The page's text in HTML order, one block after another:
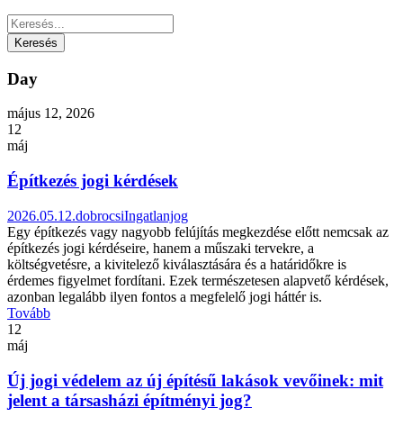
Day
május 12, 2026
12
máj
Építkezés jogi kérdések
2026.05.12.dobrocsiIngatlanjog
Egy építkezés vagy nagyobb felújítás megkezdése előtt nemcsak az
építkezés jogi kérdéseire, hanem a műszaki tervekre, a
költségvetésre, a kivitelező kiválasztására és a határidőkre is
érdemes figyelmet fordítani. Ezek természetesen alapvető kérdések,
azonban legalább ilyen fontos a megfelelő jogi háttér is.
Tovább
12
máj
Új jogi védelem az új építésű lakások vevőinek: mit
jelent a társasházi építményi jog?